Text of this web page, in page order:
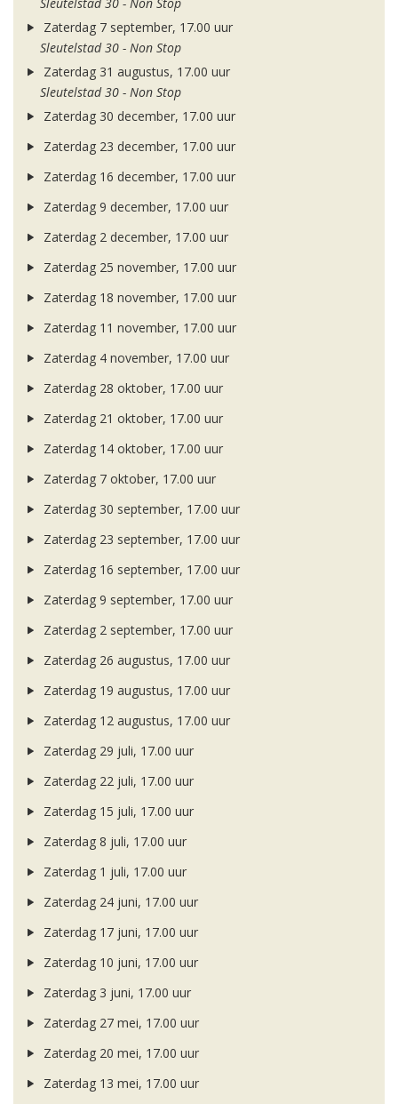
Sleutelstad 30 - Non Stop
Zaterdag 7 september, 17.00 uur
Sleutelstad 30 - Non Stop
Zaterdag 31 augustus, 17.00 uur
Sleutelstad 30 - Non Stop
Zaterdag 30 december, 17.00 uur
Zaterdag 23 december, 17.00 uur
Zaterdag 16 december, 17.00 uur
Zaterdag 9 december, 17.00 uur
Zaterdag 2 december, 17.00 uur
Zaterdag 25 november, 17.00 uur
Zaterdag 18 november, 17.00 uur
Zaterdag 11 november, 17.00 uur
Zaterdag 4 november, 17.00 uur
Zaterdag 28 oktober, 17.00 uur
Zaterdag 21 oktober, 17.00 uur
Zaterdag 14 oktober, 17.00 uur
Zaterdag 7 oktober, 17.00 uur
Zaterdag 30 september, 17.00 uur
Zaterdag 23 september, 17.00 uur
Zaterdag 16 september, 17.00 uur
Zaterdag 9 september, 17.00 uur
Zaterdag 2 september, 17.00 uur
Zaterdag 26 augustus, 17.00 uur
Zaterdag 19 augustus, 17.00 uur
Zaterdag 12 augustus, 17.00 uur
Zaterdag 29 juli, 17.00 uur
Zaterdag 22 juli, 17.00 uur
Zaterdag 15 juli, 17.00 uur
Zaterdag 8 juli, 17.00 uur
Zaterdag 1 juli, 17.00 uur
Zaterdag 24 juni, 17.00 uur
Zaterdag 17 juni, 17.00 uur
Zaterdag 10 juni, 17.00 uur
Zaterdag 3 juni, 17.00 uur
Zaterdag 27 mei, 17.00 uur
Zaterdag 20 mei, 17.00 uur
Zaterdag 13 mei, 17.00 uur